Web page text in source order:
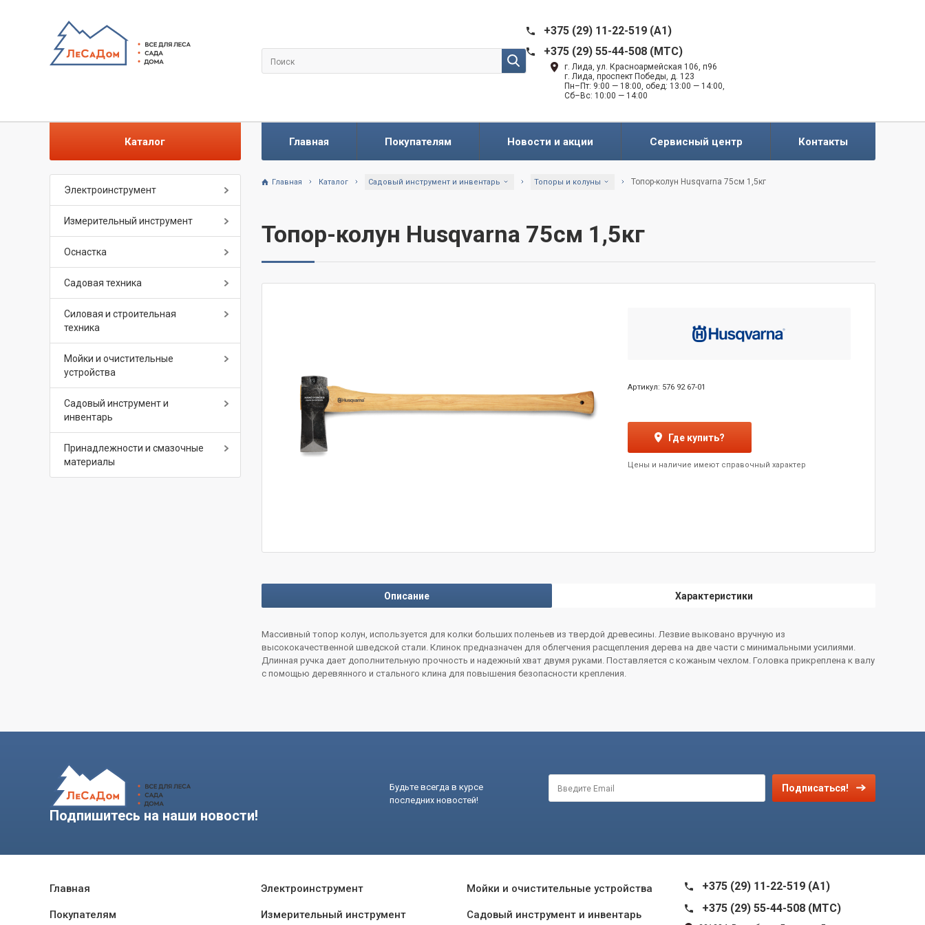
+375 (29) 11-22-519 (A1)
+375 (29) 55-44-508 (MTC)
г. Лида, ул. Красноармейская 106, п96
г. Лида, проспект Победы, д. 123
Пн–Пт: 9:00 — 18:00, обед: 13:00 — 14:00,
Сб–Вс: 10:00 — 14:00
Каталог Главная Покупателям Новости и акции Сервисный центр Контакты
Электроинструмент
Измерительный инструмент
Оснастка
Садовая техника
Силовая и строительная
техника
Мойки и очистительные
устройства
Садовый инструмент и
инвентарь
Принадлежности и смазочные
материалы
Главная Каталог Садовый инструмент и инвентарь Топоры и колуны Топор-колун Husqvarna 75см 1,5кг
Топор-колун Husqvarna 75см 1,5кг
Артикул: 576 92 67-01
Где купить?
Цены и наличие имеют справочный характер
Описание Характеристики
Массивный топор колун, используется для колки больших поленьев из твердой древесины. Лезвие выковано вручную из
высококачественной шведской стали. Клинок предназначен для облегчения расщепления дерева на две части с минимальными усилиями.
Длинная ручка дает дополнительную прочность и надежный хват двумя руками. Поставляется с кожаным чехлом. Головка прикреплена к валу
с помощью деревянного и стального клина для повышения безопасности крепления.
Подпишитесь на наши новости!
Будьте всегда в курсе
последних новостей!
Подписаться!
Главная
Покупателям
Электроинструмент
Измерительный инструмент
Мойки и очистительные устройства
Садовый инструмент и инвентарь
+375 (29) 11-22-519 (A1)
+375 (29) 55-44-508 (MTC)